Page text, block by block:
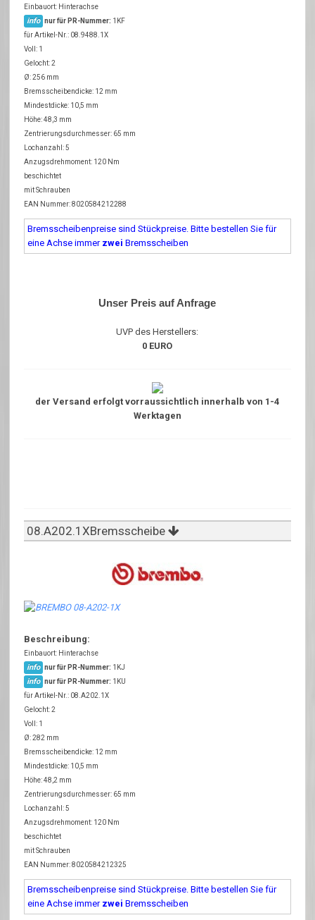
Einbauort: Hinterachse
info nur für PR-Nummer: 1KF
für Artikel-Nr.: 08.9488.1X
Voll: 1
Gelocht: 2
Ø: 256 mm
Bremsscheibendicke: 12 mm
Mindestdicke: 10,5 mm
Höhe: 48,3 mm
Zentrierungsdurchmesser: 65 mm
Lochanzahl: 5
Anzugsdrehmoment: 120 Nm
beschichtet
mit Schrauben
EAN Nummer: 8020584212288
Bremsscheibenpreise sind Stückpreise. Bitte bestellen Sie für
eine Achse immer zwei Bremsscheiben
Unser Preis auf Anfrage
UVP des Herstellers:
0 EURO
der Versand erfolgt vorraussichtlich innerhalb von 1-4
Werktagen
08.A202.1XBremsscheibe
Beschreibung:
Einbauort: Hinterachse
info nur für PR-Nummer: 1KJ
info nur für PR-Nummer: 1KU
für Artikel-Nr.: 08.A202.1X
Gelocht: 2
Voll: 1
Ø: 282 mm
Bremsscheibendicke: 12 mm
Mindestdicke: 10,5 mm
Höhe: 48,2 mm
Zentrierungsdurchmesser: 65 mm
Lochanzahl: 5
Anzugsdrehmoment: 120 Nm
beschichtet
mit Schrauben
EAN Nummer: 8020584212325
Bremsscheibenpreise sind Stückpreise. Bitte bestellen Sie für
eine Achse immer zwei Bremsscheiben